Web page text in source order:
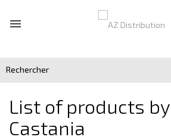

List of products
Castania